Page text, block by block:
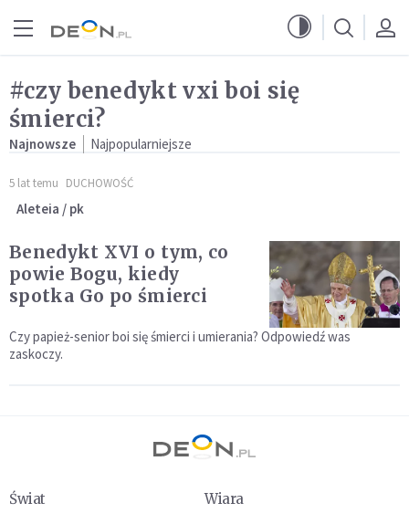
#czy benedykt vxi boi się
śmierci?
Najnowsze Najpopularniejsze
5 lat temu DUCHOWOŚĆ
Aleteia / pk
Benedykt XVI o tym, co
powie Bogu, kiedy
spotka Go po śmierci
Czy papież-senior boi się śmierci i umierania? Odpowiedź was
zaskoczy.
Świat
Wiara